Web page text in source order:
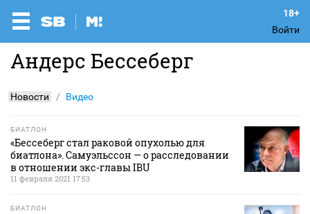
Войти
Андерс Бессеберг
Новости Видео
БИАТЛОН
«Бессеберг стал раковой опухолью для
биатлона». Самуэльссон — о расследовании
в отношении экс-главы IBU
11 февраля 2021 17:53
БИАТЛОН